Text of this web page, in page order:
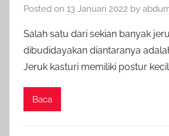
Posted on 13 Januari 2022 by
Salah satu dari sekian banyak
dibudidayakan diantaranya
Jeruk kasturi memiliki postur
Baca